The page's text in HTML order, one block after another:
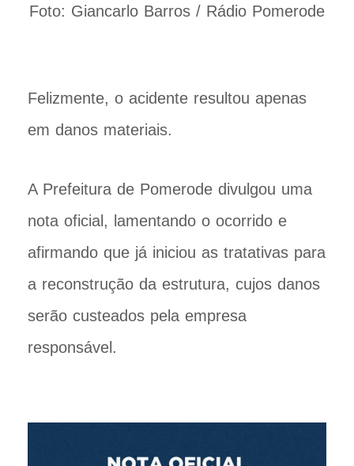
Foto: Giancarlo Barros / Rádio Pomerode
Felizmente, o acidente resultou apenas
em danos materiais.
A Prefeitura de Pomerode divulgou uma
nota oficial, lamentando o ocorrido e
afirmando que já iniciou as tratativas para
a reconstrução da estrutura, cujos danos
serão custeados pela empresa
responsável.